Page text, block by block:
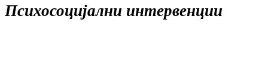
Психосоцијални интервенции